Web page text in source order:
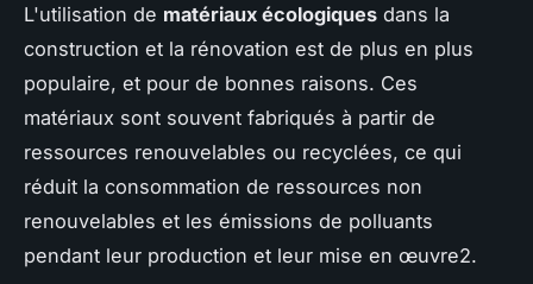
L'utilisation de matériaux écologiques dans la
construction et la rénovation est de plus en plus
populaire, et pour de bonnes raisons. Ces
matériaux sont souvent fabriqués à partir de
ressources renouvelables ou recyclées, ce qui
réduit la consommation de ressources non
renouvelables et les émissions de polluants
pendant leur production et leur mise en œuvre2.